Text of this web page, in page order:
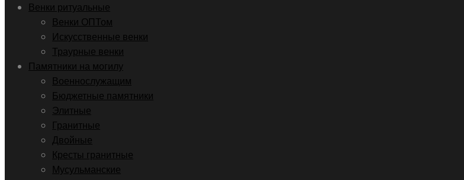
Венки ритуальные
Венки ОПТом
Искусственные венки
Траурные венки
Памятники на могилу
Военнослужащим
Бюджетные памятники
Элитные
Гранитные
Двойные
Кресты гранитные
Мусульманские